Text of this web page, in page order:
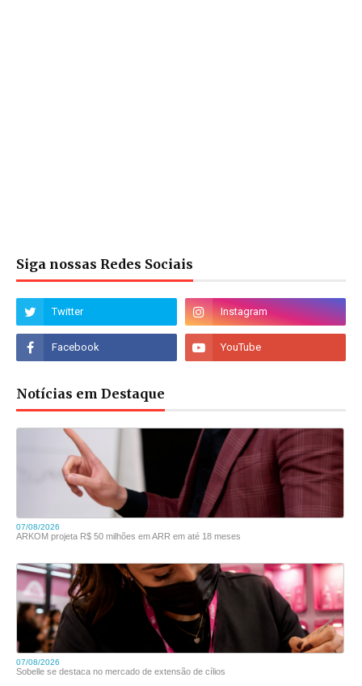
Siga nossas Redes Sociais
Notícias em Destaque